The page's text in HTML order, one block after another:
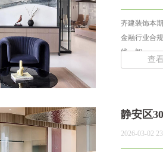
齐建装饰本
金融行业合
线、智... ...
查
静安区
2026-03-02